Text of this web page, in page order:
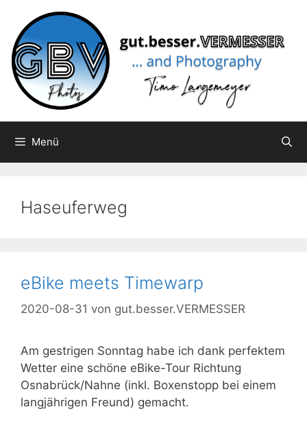
Inhalt
springen
Menü
Haseuferweg
eBike meets Timewarp
2020-08-31 von gut.besser.VERMESSER
Am gestrigen Sonntag habe ich dank perfektem
Wetter eine schöne eBike-Tour Richtung
Osnabrück/Nahne (inkl. Boxenstopp bei einem
langjährigen Freund) gemacht.